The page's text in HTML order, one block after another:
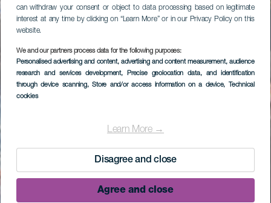
can withdraw your consent or object to data processing based on legitimate
interest at any time by clicking on “Learn More” or in our Privacy Policy on this
website.
We and our partners process data for the following purposes:
Personalised advertising and content, advertising and content measurement, audience
research and services development, Precise geolocation data, and identification
through device scanning, Store and/or access information on a device, Technical
cookies
Learn More →
Disagree and close
Agree and close